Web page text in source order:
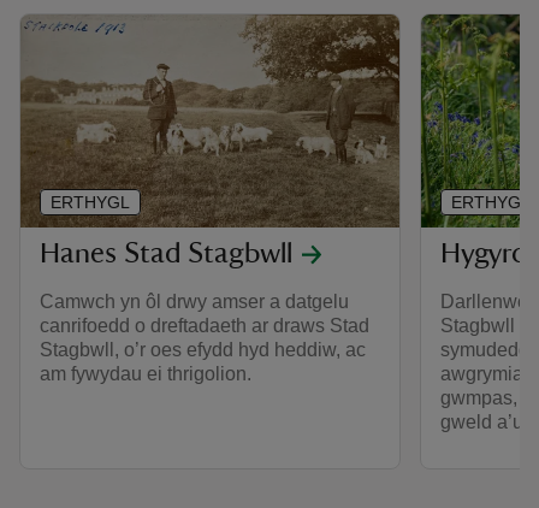
Hanes Stad Stagbwll
Camwch yn ôl drwy amser a datgelu
canrifoedd o dreftadaeth ar draws Stad
Stagbwll, o’r oes efydd hyd heddiw, ac
am fywydau ei thrigolion.
ERTHYGL
Stagbwll
gwmpas,
gweld a’u
ERTHYGL